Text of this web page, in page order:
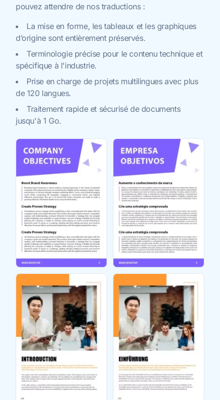
pouvez attendre de nos traductions :
La mise en forme, les tableaux et les graphiques
d’origine sont entièrement préservés.
Terminologie précise pour le contenu technique et
spécifique à l'industrie.
Prise en charge de projets multilingues avec plus
de 120 langues.
Traitement rapide et sécurisé de documents
jusqu'à 1 Go.